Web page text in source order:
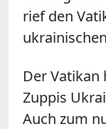
rief den
Der
Zuppis
Auch zum